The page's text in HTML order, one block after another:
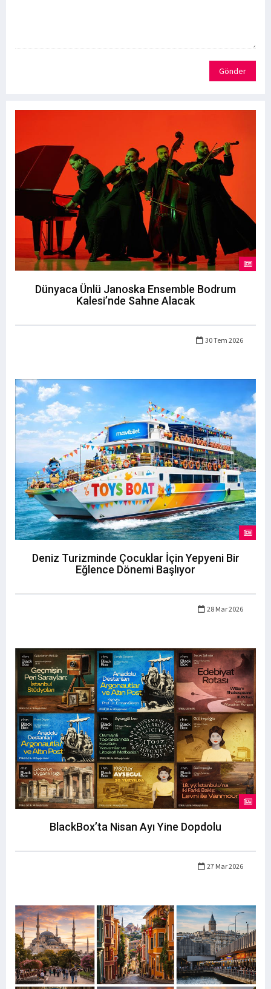
Gönder
Dünyaca Ünlü Janoska Ensemble Bodrum
Kalesi’nde Sahne Alacak
30 Tem 2026
Deniz Turizminde Çocuklar İçin Yepyeni Bir
Eğlence Dönemi Başlıyor
28 Mar 2026
BlackBox’ta Nisan Ayı Yine Dopdolu
27 Mar 2026